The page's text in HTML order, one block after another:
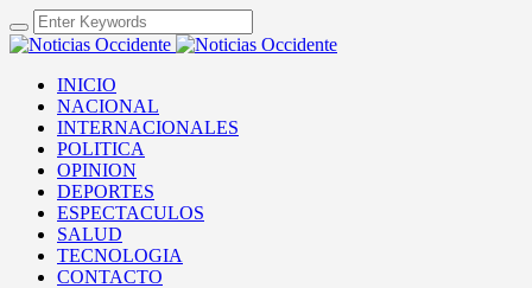
INICIO
NACIONAL
INTERNACIONALES
POLITICA
OPINION
DEPORTES
ESPECTACULOS
SALUD
TECNOLOGIA
CONTACTO